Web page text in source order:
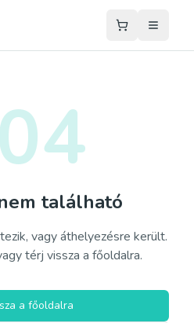
található
vagy áthelyezésre került.
térj vissza a főoldalra.
a főoldalra